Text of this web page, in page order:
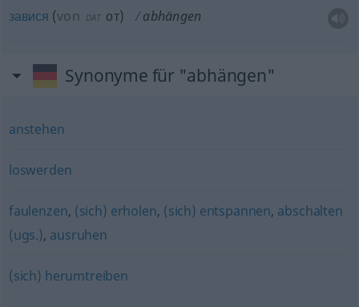
завися (von DAT от) abhängen
Synonyme für "abhängen"
anstehen
loswerden
faulenzen, (sich) erholen, (sich) entspannen, abschalten
(ugs.), ausruhen
(sich) herumtreiben